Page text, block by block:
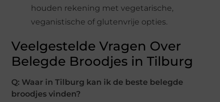
houden rekening met vegetarische,
veganistische of glutenvrije opties.
Veelgestelde Vragen Over
Belegde Broodjes in Tilburg
Q: Waar in Tilburg kan ik de beste belegde
broodjes vinden?